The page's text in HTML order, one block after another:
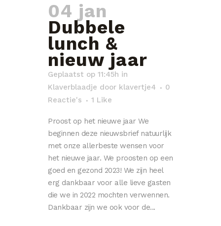
04 jan
Dubbele
lunch &
nieuw jaar
Geplaatst op 11:45h in
Klaverblaadje door klavertje4
0
Reactie's
1 Like
Proost op het nieuwe jaar We
beginnen deze nieuwsbrief natuurlijk
met onze allerbeste wensen voor
het nieuwe jaar. We proosten op een
goed en gezond 2023! We zijn heel
erg dankbaar voor alle lieve gasten
die we in 2022 mochten verwennen.
Dankbaar zijn we ook voor de...